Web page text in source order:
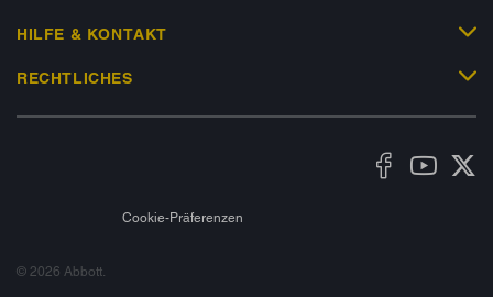
HILFE & KONTAKT
RECHTLICHES
Cookie-Präferenzen
© 2026 Abbott.